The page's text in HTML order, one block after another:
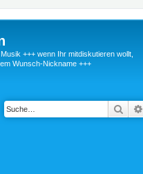
+++ wenn Ihr mitdiskutieren wollt,
Wunsch-Nickname +++
Suche